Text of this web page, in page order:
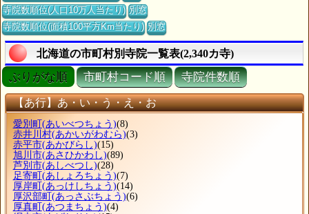
寺院数順位(人口10万人当たり) 別窓
寺院数順位(面積100平方Km当たり) 別窓
北海道の市町村別寺院一覧表(2,340カ寺)
ぶりがな順 市町村コード順 寺院件数順
【あ行】あ・い・う・え・お
愛別町 (あいべつちょう)(8)
赤井川村(あかいがわむら)(3)
赤平市(あかびらし)(15)
旭川市(あさひかわし)(89)
芦別市(あしべつし)(28)
足寄町 (あしょろちょう)(7)
厚岸町 (あっけしちょう)(14)
厚沢部町 (あっさぶちょう)(6)
厚真町 (あつまちょう)(4)